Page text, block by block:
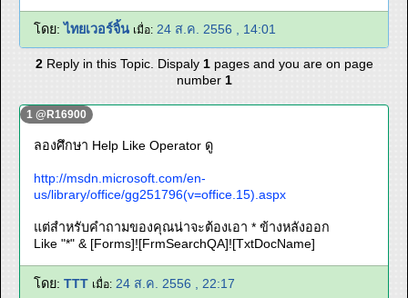
โดย: ไทยเวอร์จิ้น เมื่อ: 24 ส.ค. 2556 , 14:01
2Reply in this Topic. Dispaly 1 pages and you are on page
number 1
1 @R16900
ลองศึกษา Help Like Operator ดู
http://msdn.microsoft.com/en-
us/library/office/gg251796(v=office.15).aspx
แต่สำหรับคำถามของคุณน่าจะต้องเอา * ข้างหลังออก
Like "*" & [Forms]![FrmSearchQA]![TxtDocName]
โดย: TTT เมื่อ: 24 ส.ค. 2556 , 22:17